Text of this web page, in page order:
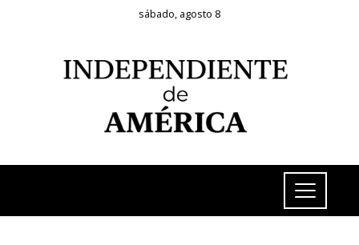
sábado, agosto 8